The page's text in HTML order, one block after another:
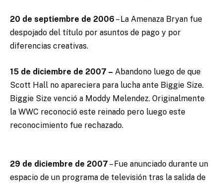
20 de septiembre de 2006 – La Amenaza Bryan fue
despojado del título por asuntos de pago y por
diferencias creativas.
15 de diciembre de 2007 – Abandono luego de que
Scott Hall no apareciera para lucha ante Biggie Size.
Biggie Size venció a Moddy Melendez. Originalmente
la WWC reconoció este reinado pero luego este
reconocimiento fue rechazado.
29 de diciembre de 2007 – Fue anunciado durante un
espacio de un programa de televisión tras la salida de